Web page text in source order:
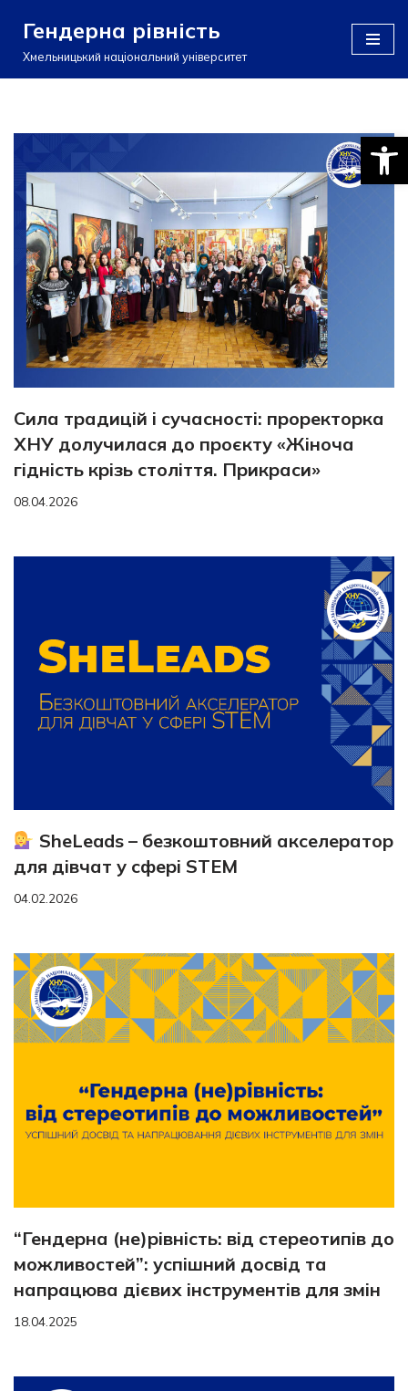
Перейти
Гендерна рівність
Хмельницький національний університет
Сила традицій і сучасності: проректорка
ХНУ долучилася до проєкту «Жіноча
гідність крізь століття. Прикраси»
08.04.2026
SheLeads – безкоштовний акселератор
для дівчат у сфері STEM
04.02.2026
“Гендерна (не)рівність: від стереотипів до
можливостей”: успішний досвід та
напрацюва дієвих інструментів для змін
18.04.2025